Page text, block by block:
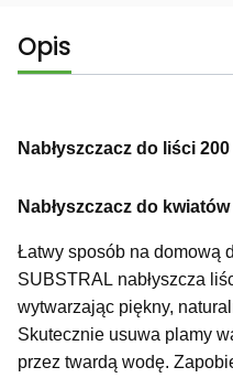
Opis
Nabłyszczacz do liści
Nabłyszczacz do
Łatwy sposób na domową
SUBSTRAL nabłyszcza
wytwarzając piękny,
Skutecznie usuwa plamy
przez twardą wodę.